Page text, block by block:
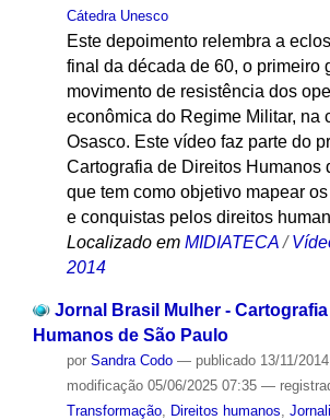
Cátedra Unesco
Este depoimento relembra a
final da década de 60, o primeiro
movimento de resistência dos
econômica do Regime Militar, na
Osasco. Este vídeo faz parte do
Cartografia de Direitos Humanos
que tem como objetivo mapear
e conquistas pelos direitos
Localizado em MIDIATECA /
2014
Jornal Brasil Mulher -
Humanos de São Paulo
por Sandra Codo — publicado13/11/2014
modificação05/06/2025 07:35 —
Transformação, Direitos humanos